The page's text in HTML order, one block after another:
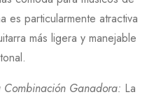
es particularmente atractiva
más ligera y manejable
Ganadora: La